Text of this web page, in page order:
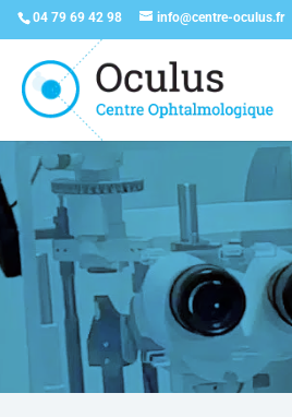
04 79 69 42 98 info@centre-oculus.fr